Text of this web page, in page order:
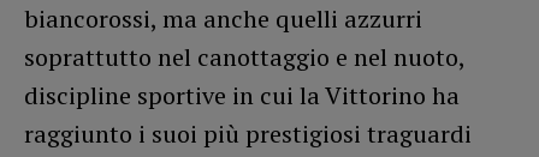
biancorossi, ma anche quelli azzurri
soprattutto nel canottaggio e nel nuoto,
discipline sportive in cui la Vittorino ha
raggiunto i suoi più prestigiosi traguardi